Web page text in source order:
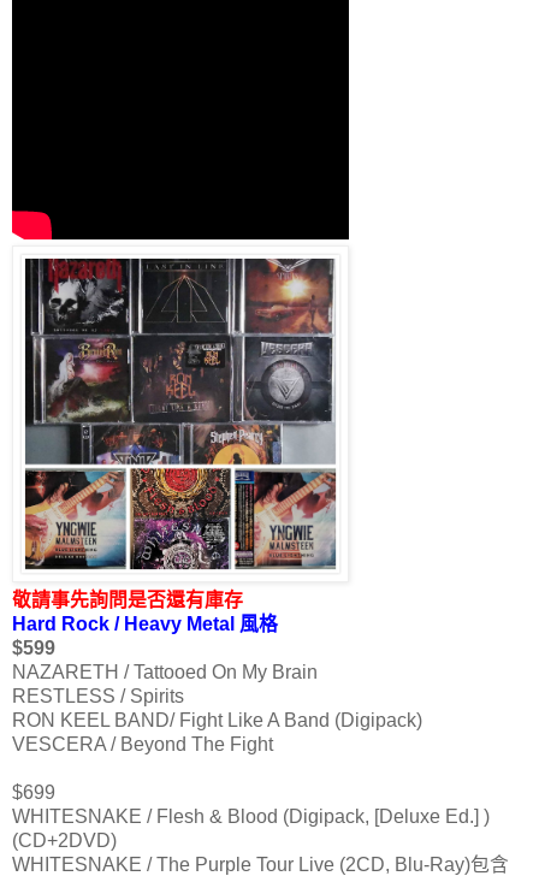
敬請事先詢問是否還有庫存
Hard Rock / Heavy Metal 風格
$599
NAZARETH / Tattooed On My Brain
RESTLESS / Spirits
RON KEEL BAND/ Fight Like A Band (Digipack)
VESCERA / Beyond The Fight
$699
WHITESNAKE / Flesh & Blood (Digipack, [Deluxe Ed.] )
(CD+2DVD)
WHITESNAKE / The Purple Tour Live (2CD, Blu-Ray)包含